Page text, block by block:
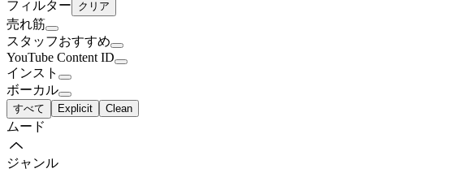
フィルター クリア
売れ筋
スタッフおすすめ
YouTube Content ID
インスト
ボーカル
すべて Explicit Clean
ムード
ジャンル